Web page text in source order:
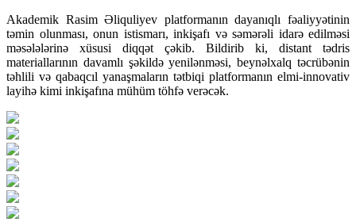
Akademik Rasim Əliquliyev platformanın dayanıqlı fəaliyyətinin
təmin olunması, onun istismarı, inkişafı və səmərəli idarə edilməsi
məsələlərinə xüsusi diqqət çəkib. Bildirib ki, distant tədris
materiallarının davamlı şəkildə yenilənməsi, beynəlxalq təcrübənin
təhlili və qabaqcıl yanaşmaların tətbiqi platformanın elmi-innovativ
layihə kimi inkişafına mühüm töhfə verəcək.